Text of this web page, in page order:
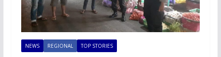
NEWS REGIONAL TOP STORIES